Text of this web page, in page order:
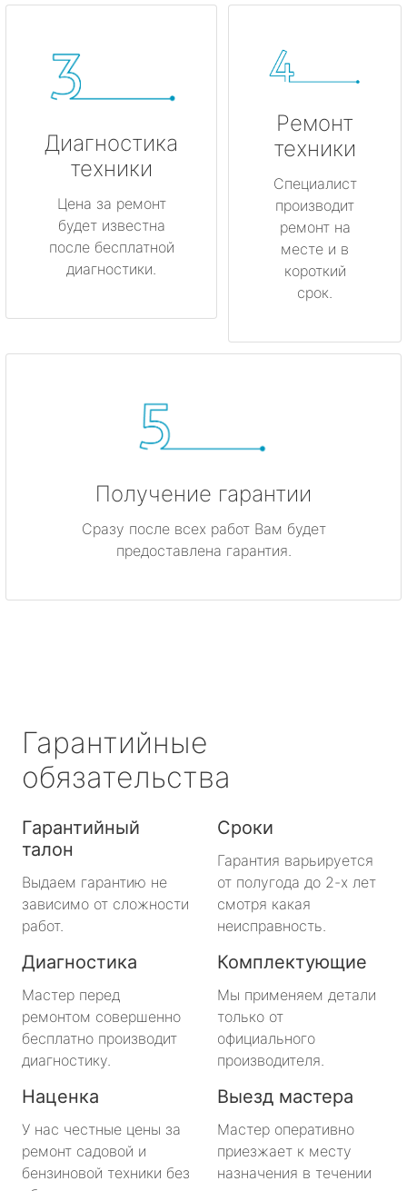
Диагностика
техники
Цена за ремонт
будет известна
после бесплатной
диагностики.
Ремонт
техники
Специалист
производит
ремонт на
месте и в
короткий
срок.
Получение гарантии
Сразу после всех работ Вам будет
предоставлена гарантия.
Гарантийные
обязательства
Гарантийный
талон
Выдаем гарантию не
зависимо от сложности
работ.
Сроки
Гарантия варьируется
от полугода до 2-х лет
смотря какая
неисправность.
Диагностика
Мастер перед
ремонтом совершенно
бесплатно производит
диагностику.
Комплектующие
Мы применяем детали
только от
официального
производителя.
Наценка
У нас честные цены за
ремонт садовой и
бензиновой техники без
Выезд мастера
Мастер оперативно
приезжает к месту
назначения в течении